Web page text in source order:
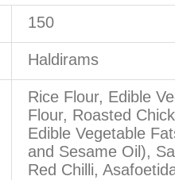
150
Haldirams
Rice Flour, Edible
Flour, Roasted
Edible Vegetable
and Sesame Oil),
Red Chilli,